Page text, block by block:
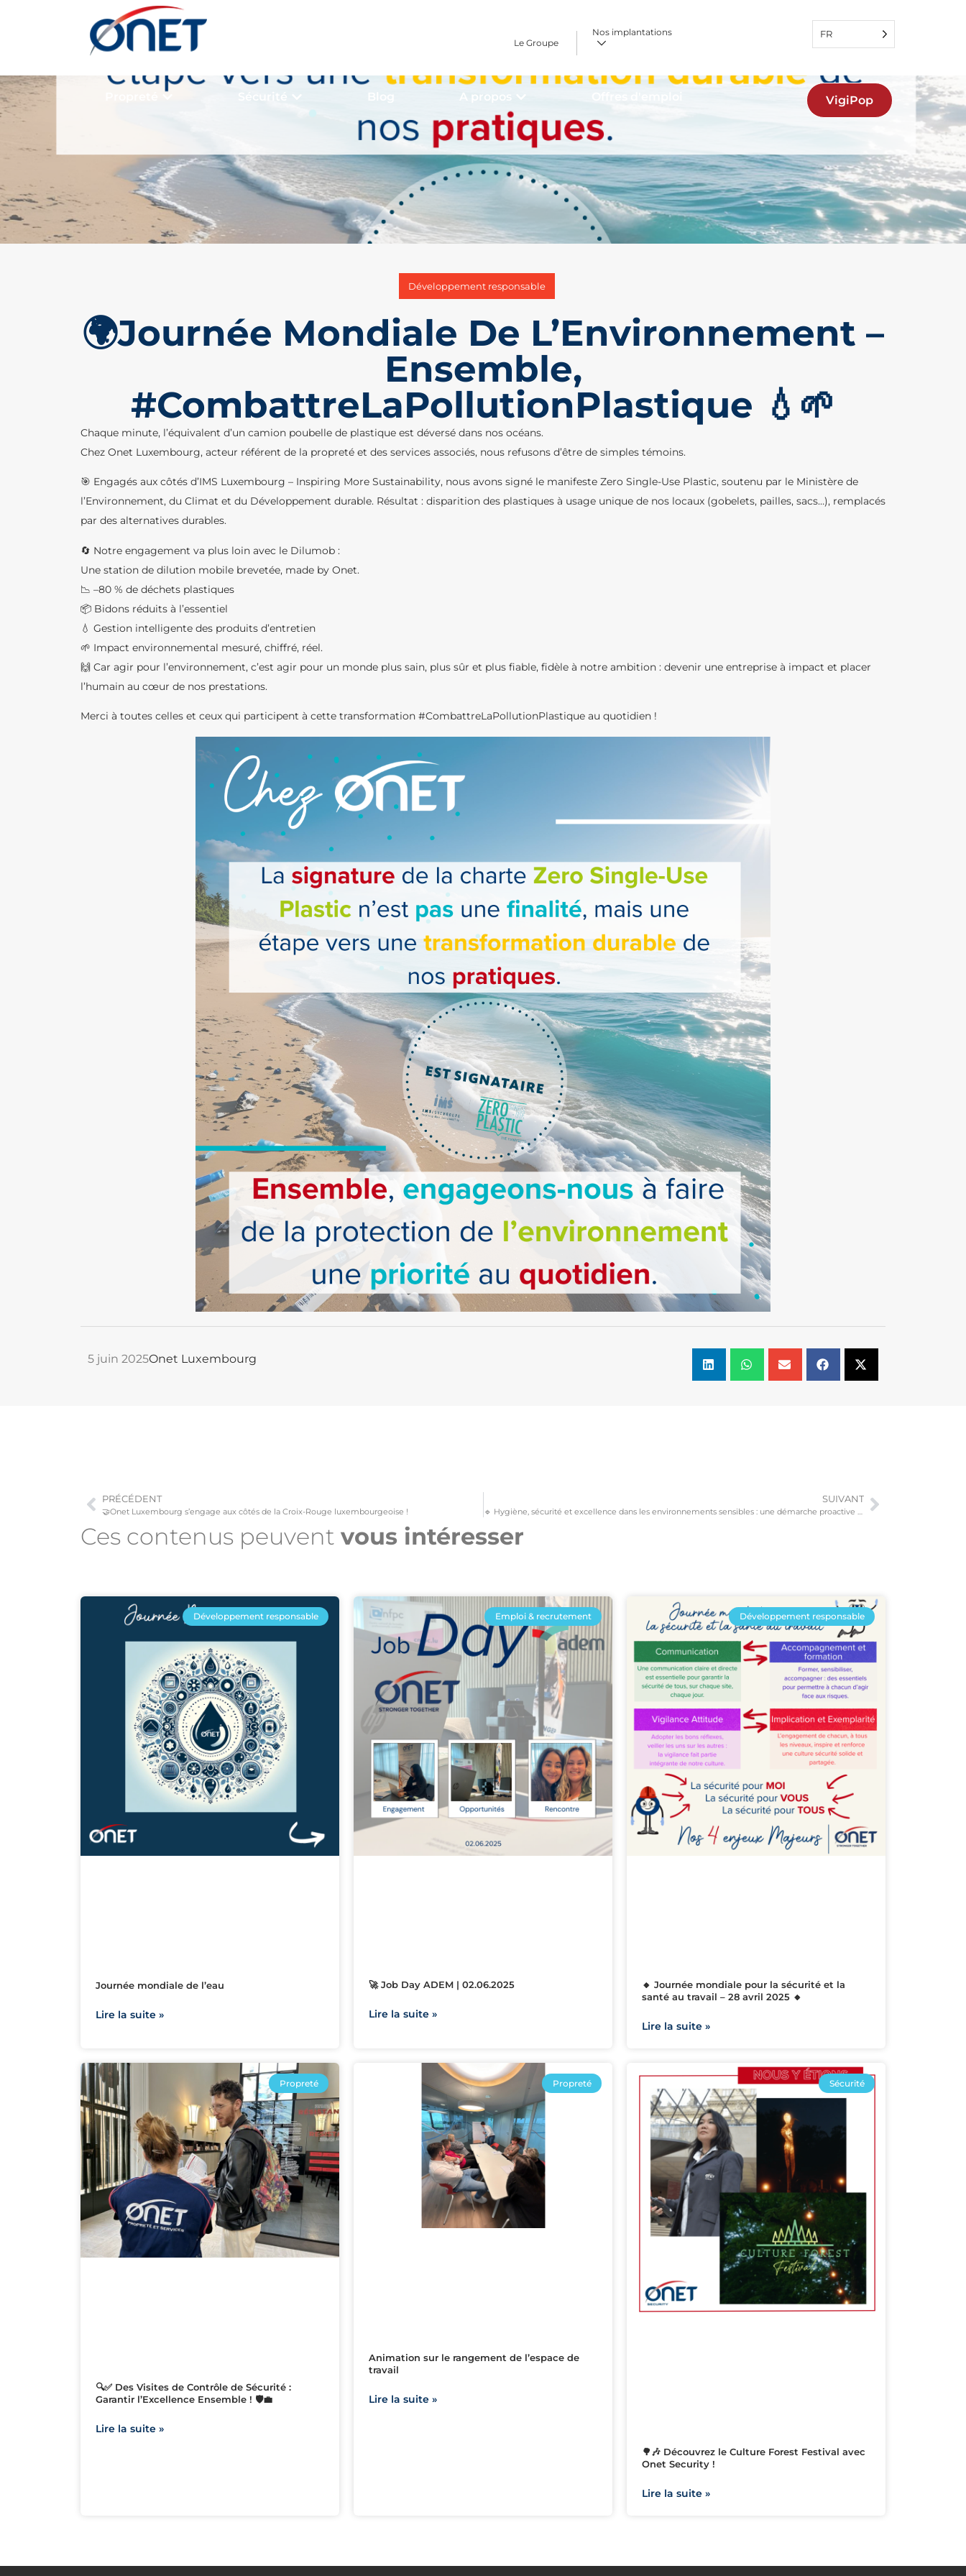
Le Groupe
Nos implantations FR
Blog A propos VigiPop
Développement responsable
🌍Journée Mondiale De L’Environnement –
Ensemble,
#CombattreLaPollutionPlastique 💧🌱
Chaque minute, l’équivalent d’un camion poubelle de plastique est déversé dans nos océans.
Chez Onet Luxembourg, acteur référent de la propreté et des services associés, nous refusons d’être de simples témoins.
🎯 Engagés aux côtés d’IMS Luxembourg – Inspiring More Sustainability, nous avons signé le manifeste Zero Single-Use Plastic, soutenu par le Ministère de
l’Environnement, du Climat et du Développement durable. Résultat : disparition des plastiques à usage unique de nos locaux (gobelets, pailles, sacs…), remplacés
par des alternatives durables.
🔄 Notre engagement va plus loin avec le Dilumob :
Une station de dilution mobile brevetée, made by Onet.
📉 –80 % de déchets plastiques
📦 Bidons réduits à l’essentiel
💧 Gestion intelligente des produits d’entretien
🌱 Impact environnemental mesuré, chiffré, réel.
🙌 Car agir pour l’environnement, c’est agir pour un monde plus sain, plus sûr et plus fiable, fidèle à notre ambition : devenir une entreprise à impact et placer
l’humain au cœur de nos prestations.
Merci à toutes celles et ceux qui participent à cette transformation #CombattreLaPollutionPlastique au quotidien !
5 juin 2025Onet Luxembourg
PRÉCÉDENT
🤝Onet Luxembourg s’engage aux côtés de la Croix-Rouge luxembourgeoise !
SUIVANT
Ces contenus peuvent vous intéresser​
Développement responsable
Journée mondiale de l’eau
Lire la suite »
Emploi & recrutement
🚀 Job Day ADEM | 02.06.2025
Lire la suite »
Développement responsable
🔸 Journée mondiale pour la sécurité et la
santé au travail – 28 avril 2025 🔸
Lire la suite »
Propreté
🔍✅ Des Visites de Contrôle de Sécurité :
Garantir l’Excellence Ensemble ! 🛡️💼
Lire la suite »
Propreté
Animation sur le rangement de l’espace de
travail
Lire la suite »
Sécurité
🌳🎶 Découvrez le Culture Forest Festival avec
Onet Security !
Lire la suite »